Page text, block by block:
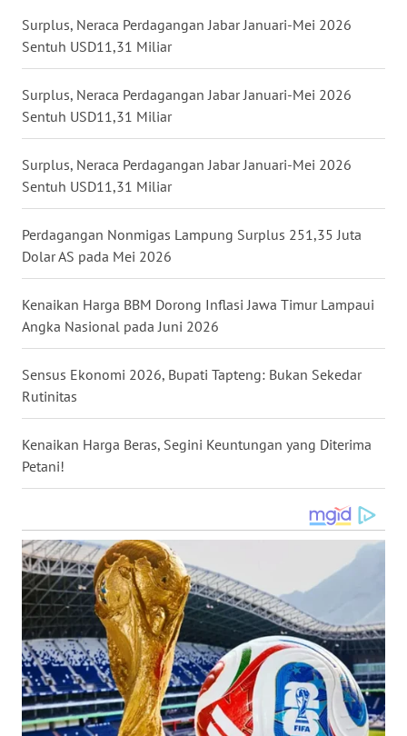
Surplus, Neraca Perdagangan Jabar Januari-Mei 2026
Sentuh USD11,31 Miliar
Surplus, Neraca Perdagangan Jabar Januari-Mei 2026
Sentuh USD11,31 Miliar
Surplus, Neraca Perdagangan Jabar Januari-Mei 2026
Sentuh USD11,31 Miliar
Perdagangan Nonmigas Lampung Surplus 251,35 Juta
Dolar AS pada Mei 2026
Kenaikan Harga BBM Dorong Inflasi Jawa Timur Lampaui
Angka Nasional pada Juni 2026
Sensus Ekonomi 2026, Bupati Tapteng: Bukan Sekedar
Rutinitas
Kenaikan Harga Beras, Segini Keuntungan yang Diterima
Petani!
WN
BABEL
WN
SUMBAR
WN
SUMSEL
BENGKULU
LAMPUNG
JATENG
NUSANTARA
WN
JATIM
WN
BALI
WN
KALBAR